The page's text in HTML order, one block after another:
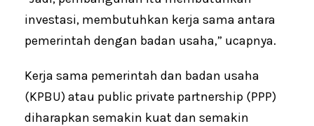
investasi, membutuhkan kerja sama antara
pemerintah dengan badan usaha,” ucapnya.
Kerja sama pemerintah dan badan usaha
(KPBU) atau public private partnership (PPP)
diharapkan semakin kuat dan semakin